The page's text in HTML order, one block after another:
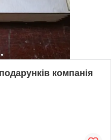
компанія